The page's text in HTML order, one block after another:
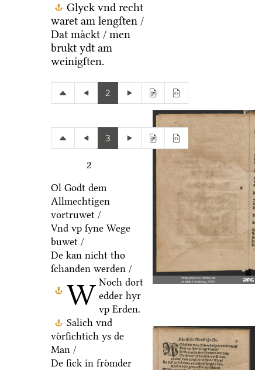
Glyck vnd recht
waret am lengſten /
Dat maͤckt / men
brukt ydt am
weinigſten.
2
3
2
W
Ol Godt dem
Allmechtigen
vortruwet /
Vnd vp ſyne Wege
buwet /
De kan nicht tho
ſchanden werden /
Noch dort
edder hyr
vp Erden.
Salich vnd
voͤrſichtich ys de
Man /
De ſick in froͤmder